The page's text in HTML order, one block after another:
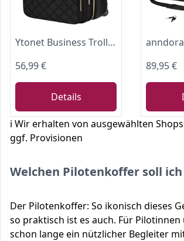
Ytonet Business Trolley Damen, Laptop Trolley, Aktenkoffer mit Rollen
56,99 €
Details
89,95 €
ℹ️ Wir erhalten von ausgewählten
ggf. Provisionen
Welchen Pilotenkoffer soll
Der Pilotenkoffer: So ikonisch dieses
so praktisch ist es auch. Für Pilotinnen
schon lange ein nützlicher Begleiter